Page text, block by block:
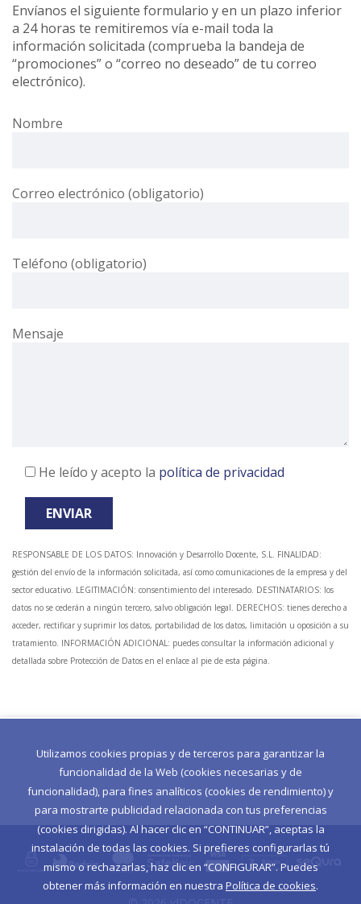
Envíanos el siguiente formulario y en un plazo inferior
a 24 horas te remitiremos vía e-mail toda la
información solicitada (comprueba la bandeja de
“promociones” o “correo no deseado” de tu correo
electrónico).
Nombre
Correo electrónico (obligatorio)
Teléfono (obligatorio)
Mensaje
He leído y acepto la política de privacidad
RESPONSABLE DE LOS DATOS: Innovación y Desarrollo Docente, S.L. FINALIDAD:
gestión del envío de la información solicitada, así como comunicaciones de la empresa y del
sector educativo. LEGITIMACIÓN: consentimiento del interesado. DESTINATARIOS: los
datos no se cederán a ningún tercero, salvo obligación legal. DERECHOS: tienes derecho a
acceder, rectificar y suprimir los datos, portabilidad de los datos, limitación u oposición a su
tratamiento. INFORMACIÓN ADICIONAL: puedes consultar la información adicional y
detallada sobre Protección de Datos en el enlace al pie de esta página.
Utilizamos cookies propias y de terceros para garantizar la
funcionalidad de la Web (cookies necesarias y de
funcionalidad), para fines analíticos (cookies de rendimiento) y
para mostrarte publicidad relacionada con tus preferencias
(cookies dirigidas). Al hacer clic en “CONTINUAR”, aceptas la
instalación de todas las cookies. Si prefieres configurarlas tú
mismo o rechazarlas, haz clic en “CONFIGURAR”. Puedes
obtener más información en nuestra Política de cookies.